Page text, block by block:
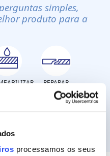
processamos os seus
simples,
produto para a
REPARAR